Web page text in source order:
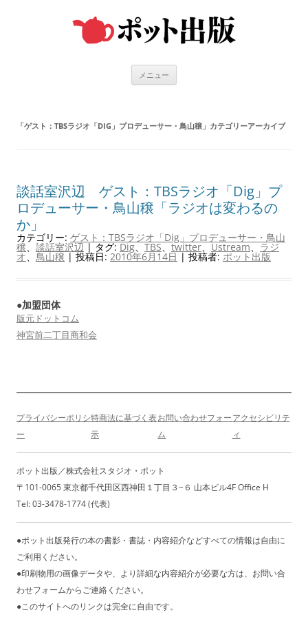
メニュー
「ゲスト：TBSラジオ「DIG」プロデューサー・鳥山穣 」カテゴリーアーカイブ
談話室沢辺 ゲスト：TBSラジオ「Dig」プ
ロデューサー・鳥山穣「ラジオは変わるの
か」
カテゴリー: ゲスト：TBSラジオ「Dig」プロデューサー・鳥山
穣、 談話室沢辺| タグ:Dig、TBS、twitter、Ustream、ラジ
オ、 鳥山穣| 投稿日: 2010年6月14日|投稿者:ポット出版
●加盟団体
版元ドットコム
神宮前二丁目商和会
プライバシーポリシ
ー
特商法に基づく表
示
お問い合わせフォー
ム
アクセシビリテ
ィ
ポット出版／株式会社スタジオ・ポット
〒101-0065 東京都千代田区西神田１丁目３−６ 山本ビル4F Office H
Tel: 03-3478-1774 (代表)
●ポット出版発行の本の書影・書誌・内容紹介などすべての情報は自由に
ご利用ください。
●印刷物用の画像データや、より詳細な内容紹介が必要な方は、お問い合
わせフォームからご連絡ください。
●このサイトへのリンクは完全に自由です。